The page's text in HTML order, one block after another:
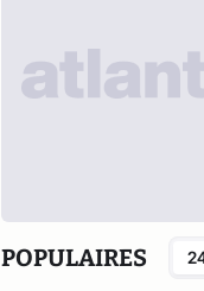
POPULAIRES